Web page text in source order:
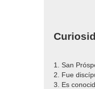
1. San
2. Fue
3. Es